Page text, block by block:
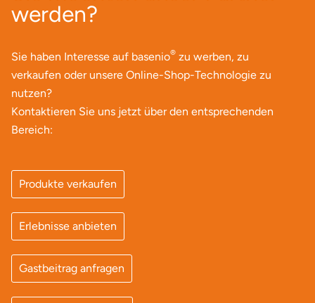
werden?
Sie haben Interesse auf basenio® zu werben, zu
verkaufen oder unsere Online-Shop-Technologie zu
nutzen?
Kontaktieren Sie uns jetzt über den entsprechenden
Bereich:
Produkte verkaufen
Erlebnisse anbieten
Gastbeitrag anfragen